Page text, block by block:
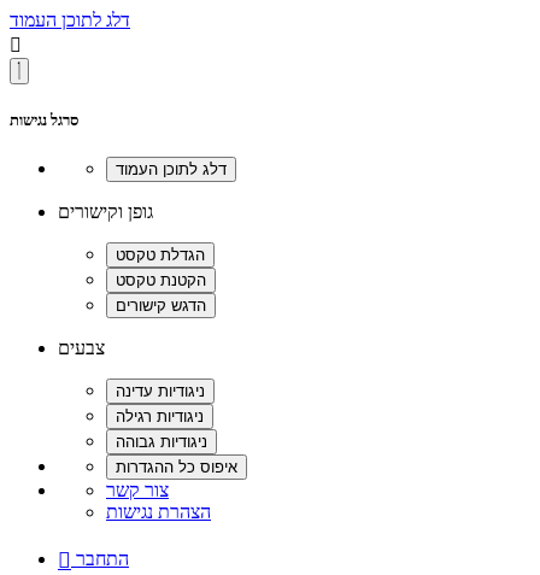
דלג לתוכן העמוד

סרגל נגישות
גופן וקישורים
צבעים
צור קשר
הצהרת נגישות
 התחבר